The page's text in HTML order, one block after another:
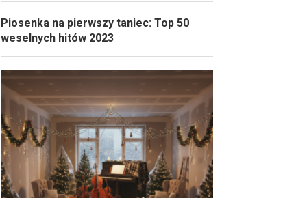
Piosenka na pierwszy taniec: Top 50
weselnych hitów 2023